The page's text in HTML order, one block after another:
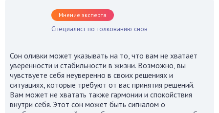
Мнение эксперта
Специалист по толкованию снов
Сон оливки может указывать на то, что вам не хватает
уверенности и стабильности в жизни. Возможно, вы
чувствуете себя неуверенно в своих решениях и
ситуациях, которые требуют от вас принятия решений.
Вам может не хватать также гармонии и спокойствия
внутри себя. Этот сон может быть сигналом о